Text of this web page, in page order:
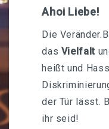
MITMACHEN
Mitmachort
Konzerte
Programm
Kunstausstellungen
Ahoi Liebe!
Die
das Vielfalt
heißt und
der Tür lässt.
ihr seid!